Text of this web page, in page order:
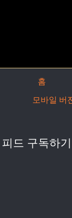
홈
모바일 버
피드 구독하